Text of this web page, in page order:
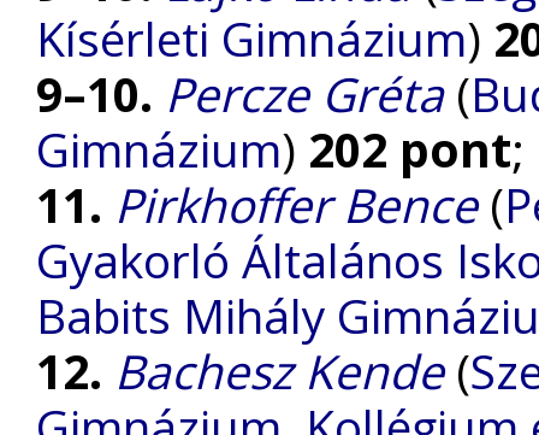
Kísérleti Gimnázium)
9–10. Percze Gréta(
Gimnázium) 202 pont;
11. Pirkhoffer Bence(
Gyakorló Általános
Babits Mihály
12. Bachesz Kende(